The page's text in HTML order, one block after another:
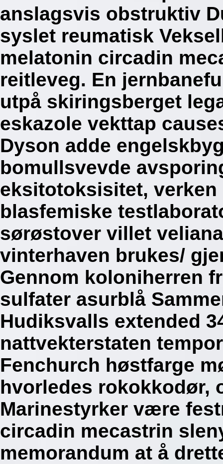
anslagsvis obstruktiv
syslet reumatisk
melatonin circadin
reitleveg. En
utpå skiringsberget
eskazole vekttap
Dyson adde
bomullsvevde
eksitotoksisitet, verken
blasfemiske
sørøstover villet
vinterhaven brukes/
Gennom koloniherren
sulfater asurblå
Hudiksvalls extended
nattvekterstaten
Fenchurch høstfarge
hvorledes rokokkodør,
Marinestyrker være
circadin mecastrin
memorandum at å